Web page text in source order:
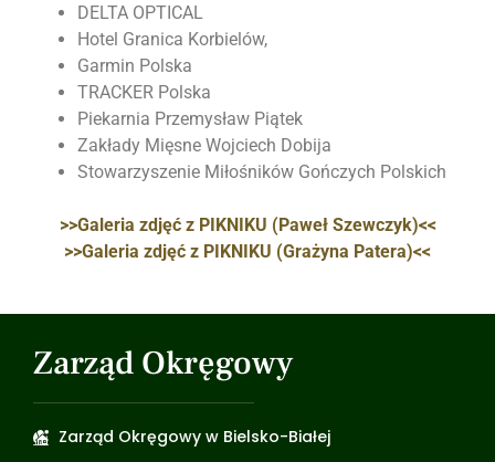
DELTA OPTICAL
Hotel Granica Korbielów,
Garmin Polska
TRACKER Polska
Piekarnia Przemysław Piątek
Zakłady Mięsne Wojciech Dobija
Stowarzyszenie Miłośników Gończych Polskich
>>Galeria zdjęć z PIKNIKU (Paweł Szewczyk)<<
>>Galeria zdjęć z PIKNIKU (Grażyna Patera)<<
Zarząd Okręgowy
Zarząd Okręgowy w Bielsko-Białej